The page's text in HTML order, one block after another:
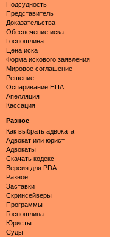
Подсудность
Представитель
Доказательства
Обеспечение иска
Госпошлина
Цена иска
Форма искового заявления
Мировое соглашение
Решение
Оспаривание НПА
Апелляция
Кассация
Разное
Как выбрать адвоката
Адвокат или юрист
Адвокаты
Скачать кодекс
Версия для PDA
Разное
Заставки
Скринсейверы
Программы
Госпошлина
Юристы
Суды